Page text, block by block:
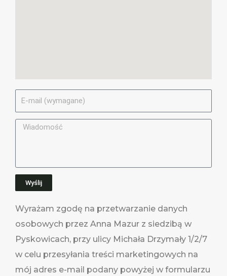
M
a
Wyślij
Wyrażam zgodę na przetwarzanie danych
osobowych przez Anna Mazur z siedzibą w
Pyskowicach, przy ulicy Michała Drzymały 1/2/7
w celu przesyłania treści marketingowych na
mój adres e-mail podany powyżej w formularzu